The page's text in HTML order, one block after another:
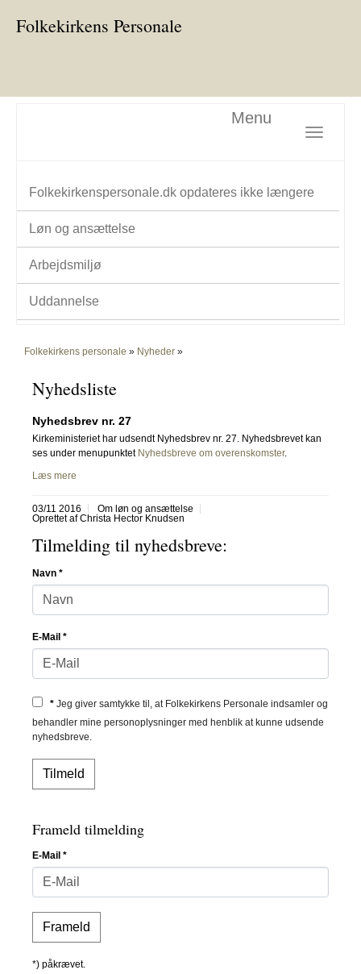
Folkekirkens Personale
Toggle
Menu
Folkekirkenspersonale.dk opdateres ikke længere
Løn og ansættelse
Arbejdsmiljø
Uddannelse
Folkekirkens personale » Nyheder »
Nyhedsliste
Nyhedsbrev nr. 27
Kirkeministeriet har udsendt Nyhedsbrev nr. 27. Nyhedsbrevet kan
ses under menupunktet Nyhedsbreve om overenskomster.
Læs mere
03/11 2016
Om løn og ansættelse
Oprettet af Christa Hector Knudsen
Tilmelding til nyhedsbreve:
Navn *
E-Mail *
* Jeg giver samtykke til, at Folkekirkens Personale indsamler og
behandler mine personoplysninger med henblik at kunne udsende
nyhedsbreve.
Frameld tilmelding
E-Mail *
*) påkrævet.